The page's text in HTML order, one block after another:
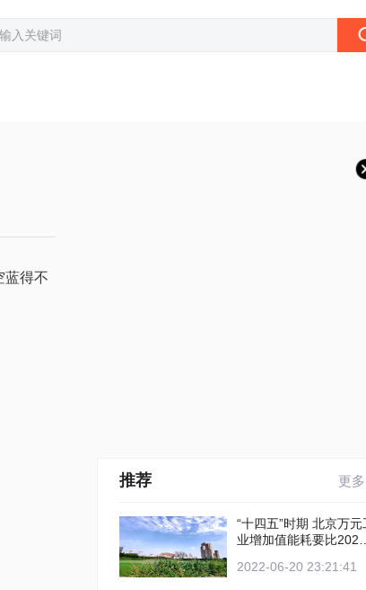
蓝得不
推荐 更多
“十四五”时期 北京万元工
业增加值能耗要比2020
2022-06-20 23:21:41